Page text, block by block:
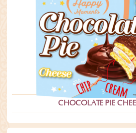
CHOCOLATE PIE